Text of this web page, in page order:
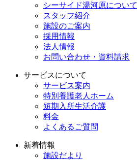
シーサイド湯河原について
スタッフ紹介
施設のご案内
採用情報
法人情報
お問い合わせ・資料請求
サービスについて
サービス案内
特別養護老人ホーム
短期入所生活介護
料金
よくあるご質問
新着情報
施設だより